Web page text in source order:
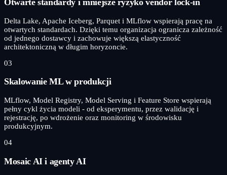
Otwarte standardy i mniejsze ryzyko vendor lock-in
Delta Lake, Apache Iceberg, Parquet i MLflow wspierają pracę na
otwartych standardach. Dzięki temu organizacja ogranicza zależność
od jednego dostawcy i zachowuje większą elastyczność
architektoniczną w długim horyzoncie.
03
Skalowanie ML w produkcji
MLflow, Model Registry, Model Serving i Feature Store wspierają
pełny cykl życia modeli - od eksperymentu, przez walidację i
rejestrację, po wdrożenie oraz monitoring w środowisku
produkcyjnym.
04
Mosaic AI i agenty AI